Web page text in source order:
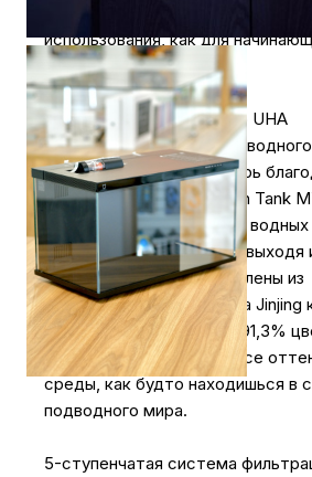
является превосходным
использования, как для
опытных аквариумистов.
Сверхпрозрачное стекло UHA
Очаровательный мир
привлекал людей, и теперь
аквариуму Mijia Smart Fish Tank
можем наблюдать жизнь
естественной среде, не выходя
этого аквариума изготовлены из
сверхпрозрачного стекла Jinjing
которое пропускает до 91,3%
что позволяет увидеть все
среды, как будто находишься в
подводного мира.
5-ступенчатая система